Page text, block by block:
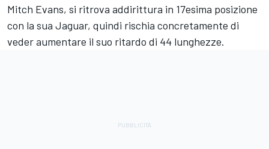
Mitch Evans, si ritrova addirittura in 17esima posizione
con la sua Jaguar, quindi rischia concretamente di
veder aumentare il suo ritardo di 44 lunghezze.